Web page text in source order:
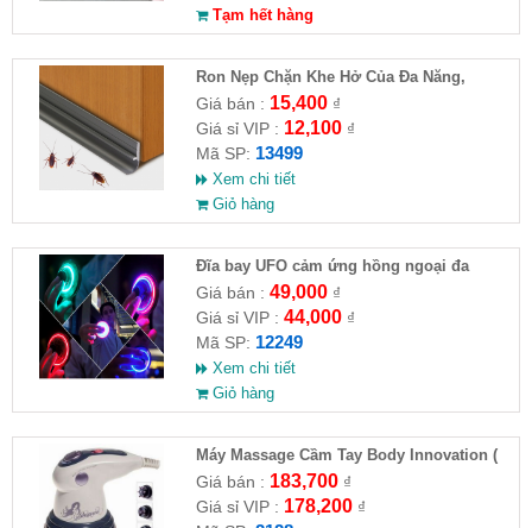
Tạm hết hàng
Ron Nẹp Chặn Khe Hở Của Đa Năng,
Chống Côn Trùng( HĐ )
Giá bán : 15,400₫
Giá sỉ VIP : 12,100₫
Mã SP: 13499
Xem chi tiết
Giỏ hàng
Đĩa bay UFO cảm ứng hồng ngoại đa
chiều tự động bay về
Giá bán : 49,000₫
Giá sỉ VIP : 44,000₫
Mã SP: 12249
Xem chi tiết
Giỏ hàng
Máy Massage Cầm Tay Body Innovation (
HĐ )
Giá bán : 183,700₫
Giá sỉ VIP : 178,200₫